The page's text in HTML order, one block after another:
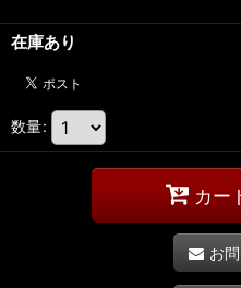
在庫あり
数量:
カー
お